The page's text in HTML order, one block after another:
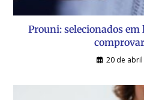
Prouni: selecionados em
20 de